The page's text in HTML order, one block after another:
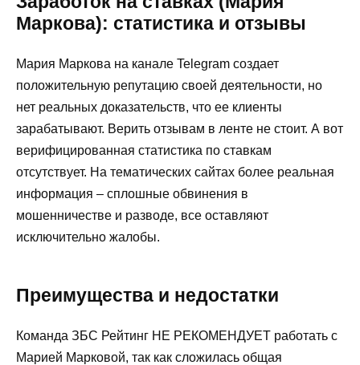
Маркова): статистика и отзывы
Мария Маркова на канале Telegram создает
положительную репутацию своей деятельности, но
нет реальных доказательств, что ее клиенты
зарабатывают. Верить отзывам в ленте не стоит. А вот
верифицированная статистика по ставкам
отсутствует. На тематических сайтах более реальная
информация – сплошные обвинения в
мошенничестве и разводе, все оставляют
исключительно жалобы.
Преимущества и недостатки
Команда ЗБС Рейтинг НЕ РЕКОМЕНДУЕТ работать с
Марией Марковой, так как сложилась общая